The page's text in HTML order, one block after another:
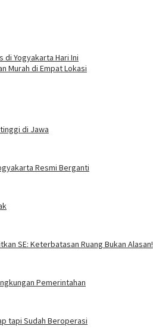
di Yogyakarta Hari Ini
Murah di Empat Lokasi
di Jawa
Resmi Berganti
SE: Keterbatasan Ruang Bukan Alasan!
Pemerintahan
tapi Sudah Beroperasi